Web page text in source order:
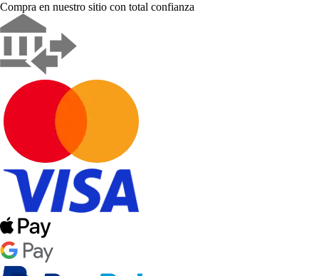
Compra en nuestro sitio con total confianza